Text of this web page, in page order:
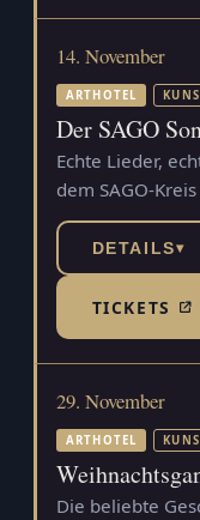
14. November
ARTHOTEL
Der SAGO
Echte Lieder,
dem SAGO-
DETAILS▾
TICKETS
29. November
ARTHOTEL
Die beliebte